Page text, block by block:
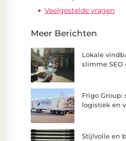
Veelgestelde vragen
Meer Berichten
Lokale
slimme
Frigo
logistiek en
Stijlvolle en